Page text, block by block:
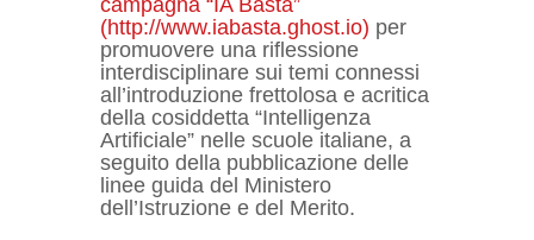
campagna “IA Basta”
(http://www.iabasta.ghost.io) per
promuovere una riflessione
interdisciplinare sui temi connessi
all’introduzione frettolosa e acritica
della cosiddetta “Intelligenza
Artificiale” nelle scuole italiane, a
seguito della pubblicazione delle
linee guida del Ministero
dell’Istruzione e del Merito.